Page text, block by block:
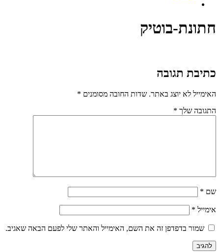
חתונת-בוטיק
כתיבת תגובה
האימייל לא יוצג באתר. שדות החובה מסומנים *
התגובה שלך *
שם *
אימייל *
שמור בדפדפן זה את השם, האימייל והאתר שלי לפעם הבאה שאגיב.